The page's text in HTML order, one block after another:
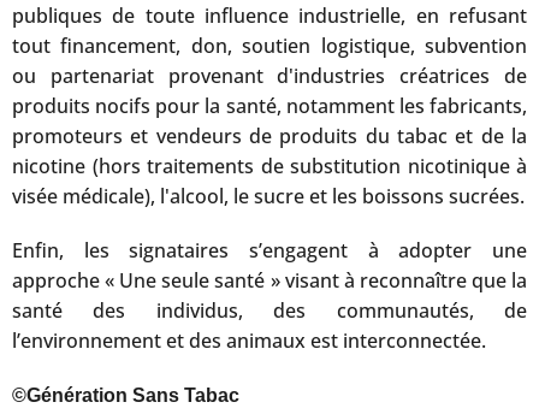
publiques de toute influence industrielle, en refusant
tout financement, don, soutien logistique, subvention
ou partenariat provenant d'industries créatrices de
produits nocifs pour la santé, notamment les fabricants,
promoteurs et vendeurs de produits du tabac et de la
nicotine (hors traitements de substitution nicotinique à
visée médicale), l'alcool, le sucre et les boissons sucrées.
Enfin, les signataires s’engagent à adopter une
approche « Une seule santé » visant à reconnaître que la
santé des individus, des communautés, de
l’environnement et des animaux est interconnectée.
©Génération Sans Tabac